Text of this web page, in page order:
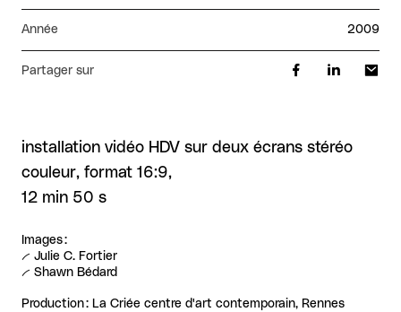
Année 2009
Partager sur
installation vidéo HDV sur deux écrans stéréo
couleur, format 16:9,
12 min 50 s
Images :
-- Julie C. Fortier
-- Shawn Bédard
Production : La Criée centre d'art contemporain, Rennes